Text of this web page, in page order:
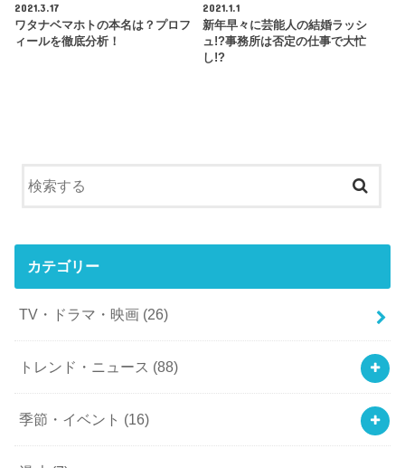
2021.3.17
ワタナベマホトの本名は？プロフ
ィールを徹底分析！
2021.1.1
新年早々に芸能人の結婚ラッシ
ュ!?事務所は否定の仕事で大忙
し!?
カテゴリー
TV・ドラマ・映画 (26)
トレンド・ニュース (88)
季節・イベント (16)